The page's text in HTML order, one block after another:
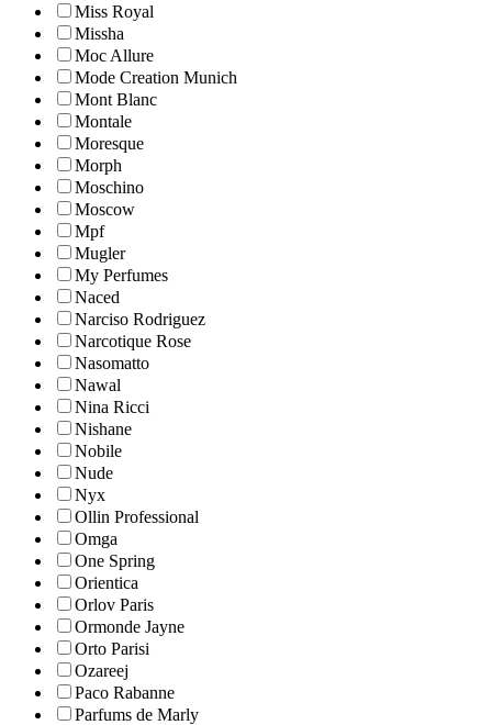
Miss Royal
Missha
Moc Allure
Mode Creation Munich
Mont Blanc
Montale
Moresque
Morph
Moschino
Moscow
Mpf
Mugler
My Perfumes
Naced
Narciso Rodriguez
Narcotique Rose
Nasomatto
Nawal
Nina Ricci
Nishane
Nobile
Nude
Nyx
Ollin Professional
Omga
One Spring
Orientica
Orlov Paris
Ormonde Jayne
Orto Parisi
Ozareej
Paco Rabanne
Parfums de Marly